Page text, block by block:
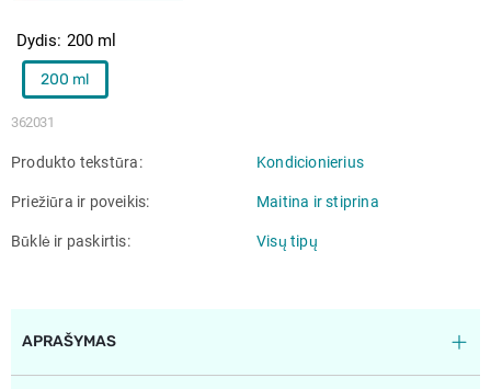
362031
Dydis 200 ml
200 ml
Produkto tekstūra Kondicionierius
Priežiūra ir poveikis Maitina ir stiprina
Būklė ir paskirtis Visų tipų
APRAŠYMAS